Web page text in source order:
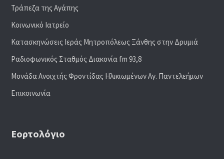
Τράπεζα της Αγάπης
Κοινωνικό Ιατρείο
Κατασκηνώσεις Ιεράς Μητροπόλεως Ξάνθης στην Δρυμιά
Ραδιoφωνικός Σταθμός Διακονία fm 93,8
Μονάδα Ανοιχτής Φροντίδας Ηλικιωμένων Αγ. Παντελεήμων
Επικοινωνία
Εορτολόγιο